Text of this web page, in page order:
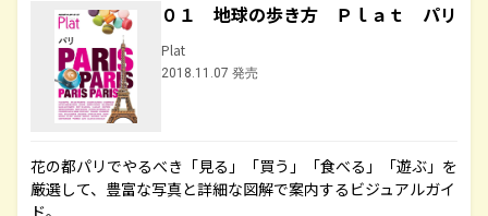
０１ 地球の歩き方 Ｐｌａｔ パリ
Plat
2018.11.07 発売
花の都パリでやるべき「見る」「買う」「食べる」「遊ぶ」を
厳選して、豊富な写真と詳細な図解で案内するビジュアルガイ
ド。